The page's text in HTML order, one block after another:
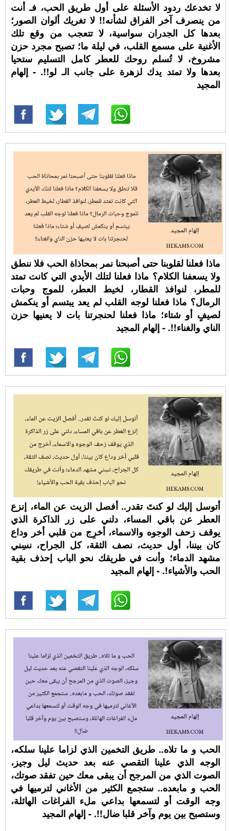
لا تخدعك ردود الأسئلة على أول طريق الحب، فـ أنت
من ينصرف آخر الفراق لشأنه!! لا تغريك ألوان الصور؛
بعدها كل الجدران سواسية، لا تتعجب من وقع تلك
الأغنية على مسمع القلب، في ليلة ما؛ تصبح مجرد حزن
مشروخ، لا تُسلم روحك للعطر كامل التسليم ستحيا
بعدها ولا تمتد يدك لزهرة على جانب الـ لو!!. - إلهام
المجيد
ماذا فعلنا لقلوبنا حتى أصبحنا نمر بمحاذاة الحب فلا ننطق
ولا يسعفنا الكلام؟ ماذا فعلنا لتلك الأيدي التي كانت تمتد
للمطر، لنوافذ القطار، لخيط العطر، للموج وحبات
الرمال؟ ماذا فعلنا لوجه القلب لم يعد يبتسم أو ينكمش
لصيفٍ أو شتاء؛ ماذا فعلنا لحنجرتنا بات لا يعنيها حزن
الناي والغناء!!. - إلهام المجيد
أتوسل إليك لو كنتَ تقدر.. أفصل الزيت عن الماء، إنزع
العطر عن باقي المساء، دلني على زر الذاكرة الذي
يوقف زحف الوجوه والاسماء، أخرِج من قلبي أخر وداع
كان بيننا، أول حديث، نصف الثقة، كل الجراح، نسِني
مشهد الدماء؛ وأنت في طريقك نحو الباب إحذف بقية
الحب والأشياء!. - إلهام المجيد
الحب و ما تلاه.. طريق التخمين الذي لزاما علينا سلكه،
الوجه الذي علينا التقصي عنه بعد حديث ليل وجيز،
الصوت الذي من المرجح أن يبقى معك حين تفقد صوتك،
الحب و مابعده.. ستجمع الكثير من الأغاني لترميها في
وجه الوقت أو لتسمعها بداعي ملء الفراغات الهائلة،
وستصبح بين يوم وآخر قلبا ضال!!. - إلهام المجيد